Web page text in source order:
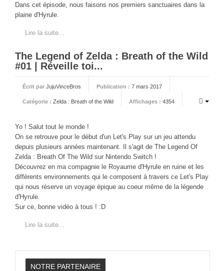
LIVE
Dans cet épisode, nous faisons nos premiers sanctuaires dans la
plaine d'Hyrule.
Lire la suite...
The Legend of Zelda : Breath of the Wild
#01 | Réveille toi...
Écrit par JujuVinceBros Publication : 7 mars 2017
Catégorie : Zelda : Breath of the Wild Affichages : 4354
Yo ! Salut tout le monde !
On se retrouve pour le début d'un Let's Play sur un jeu attendu
depuis plusieurs années maintenant. Il s'agit de The Legend Of
Zelda : Breath Of The Wild sur Nintendo Switch !
Découvrez en ma compagnie le Royaume d'Hyrule en ruine et les
différents environnements qui le composent à travers ce Let's Play
qui nous réserve un voyage épique au coeur même de la légende
d'Hyrule.
Sur ce, bonne vidéo à tous ! :D
Lire la suite...
NOTRE PARTENAIRE